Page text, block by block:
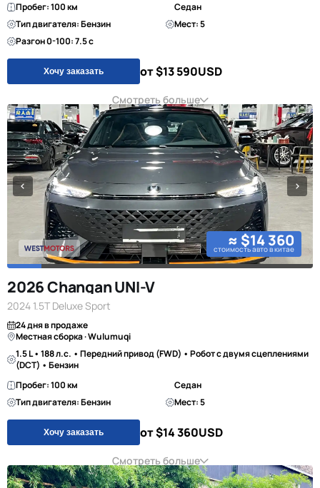
Пробег: 100 км
Седан
Тип двигателя: Бензин
Мест: 5
Разгон 0-100: 7.5 с
Хочу заказать от $13 590USD
Смотреть больше
≈ $14 360
стоимость авто в китае
2026 Changan UNI-V
2024 1.5T Deluxe Sport
24 дня в продаже
Местная сборка · Wulumuqi
1.5 L • 188 л.с. • Передний привод (FWD) • Робот с двумя сцеплениями
(DCT) • Бензин
Пробег: 100 км
Седан
Тип двигателя: Бензин
Мест: 5
Хочу заказать от $14 360USD
Смотреть больше